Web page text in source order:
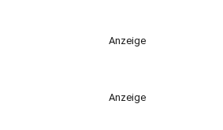
Anzeige
Anzeige